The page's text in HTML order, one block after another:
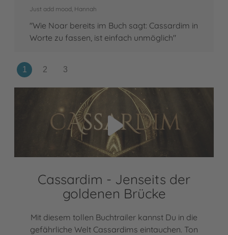
Just add mood, Hannah
"Wie Noar bereits im Buch sagt: Cassardim in
Worte zu fassen, ist einfach unmöglich"
Cassardim - Jenseits der
goldenen Brücke
Mit diesem tollen Buchtrailer kannst Du in die
gefährliche Welt Cassardims eintauchen. Ton